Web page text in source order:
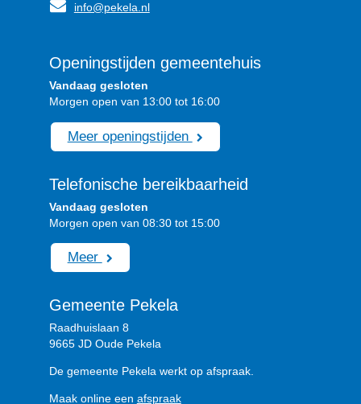
info@pekela.nl
Openingstijden gemeentehuis
Vandaag gesloten
Morgen open van 13:00 tot 16:00
Meer openingstijden
Telefonische bereikbaarheid
Vandaag gesloten
Morgen open van 08:30 tot 15:00
Meer
Gemeente Pekela
Raadhuislaan 8
9665 JD Oude Pekela
De gemeente Pekela werkt op afspraak.
Maak online een afspraak